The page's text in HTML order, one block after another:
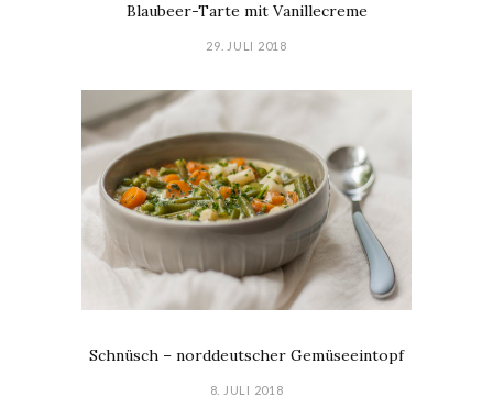
Blaubeer-Tarte mit Vanillecreme
29. JULI 2018
Schnüsch – norddeutscher Gemüseeintopf
8. JULI 2018